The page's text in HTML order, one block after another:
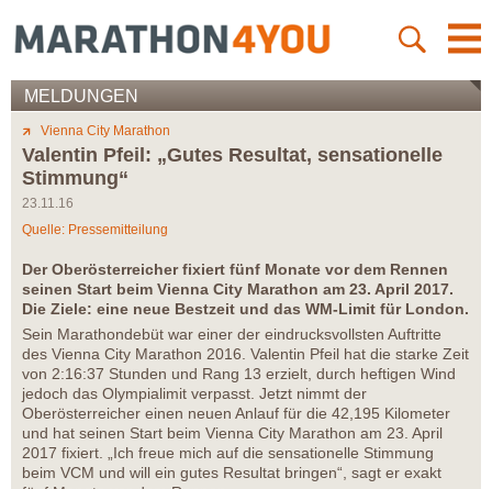
MELDUNGEN
Vienna City Marathon
Valentin Pfeil: „Gutes Resultat, sensationelle
Stimmung“
23.11.16
Quelle: Pressemitteilung
Der Oberösterreicher fixiert fünf Monate vor dem Rennen
seinen Start beim Vienna City Marathon am 23. April 2017.
Die Ziele: eine neue Bestzeit und das WM-Limit für London.
Sein Marathondebüt war einer der eindrucksvollsten Auftritte
des Vienna City Marathon 2016. Valentin Pfeil hat die starke Zeit
von 2:16:37 Stunden und Rang 13 erzielt, durch heftigen Wind
jedoch das Olympialimit verpasst. Jetzt nimmt der
Oberösterreicher einen neuen Anlauf für die 42,195 Kilometer
und hat seinen Start beim Vienna City Marathon am 23. April
2017 fixiert. „Ich freue mich auf die sensationelle Stimmung
beim VCM und will ein gutes Resultat bringen“, sagt er exakt